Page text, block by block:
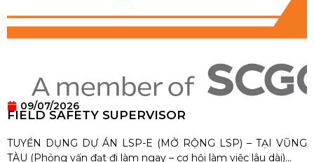
09/07/2026
FIELD SAFETY SUPERVISOR
TUYỂN DỤNG DỰ ÁN LSP-E (MỞ RỘNG LSP) – TẠI VŨNG
TÀU (Phỏng vấn đạt đi làm ngay – cơ hội làm việc lâu dài)...